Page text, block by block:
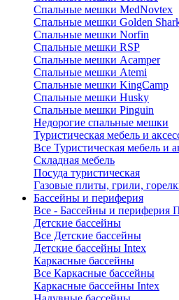
Cпальные мешки MedNovtex
Спальные мешки Golden
Спальные мешки Norfin
Спальные мешки RSP
Спальные мешки Acamper
Спальные мешки Atemi
Спальные мешки KingCamp
Спальные мешки Husky
Спальные мешки Pinguin
Недорогие спальные мешки
Туристическая мебель и
Все Туристическая мебель и
Складная мебель
Посуда туристическая
Газовые плиты, грили,
Бассейны и периферия
Все - Бассейны и периферия
Детские бассейны
Все Детские бассейны
Детские бассейны Intex
Каркасные бассейны
Все Каркасные бассейны
Каркасные бассейны Intex